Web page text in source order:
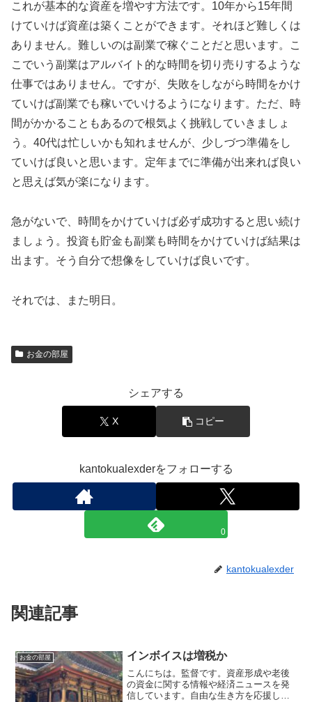
これが基本的な資産を増やす方法です。10年から15年間
けていけば資産は築くことができます。それほど難しくは
ありません。難しいのは副業で稼ぐことだと思います。こ
こでいう副業はアルバイト的な時間を切り売りするような
仕事ではありません。ですが、失敗をしながら時間をかけ
ていけば副業でも稼いでいけるようになります。ただ、時
間がかかることもあるので根気よく挑戦していきましょ
う。40代は忙しいかも知れませんが、少しづつ準備をし
ていけば良いと思います。定年までに準備が出来れば良い
と思えば気が楽になります。
急がないで、時間をかけていけば必ず成功すると思い続け
ましょう。投資も貯金も副業も時間をかけていけば結果は
出ます。そう自分で想像をしていけば良いです。
それでは、また明日。
お金の部屋
シェアする
X コピー
kantokualexderをフォローする
0
kantokualexder
関連記事
お金の部屋 インボイスは増税か
こんにちは。監督です。資産形成や老後
の資金に関する情報や経済ニュースを発
信しています。自由な生き方を応援して